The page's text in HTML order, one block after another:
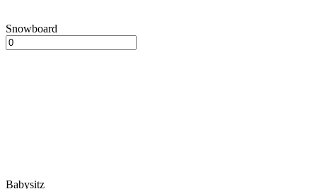
Snowboard
Babysitz